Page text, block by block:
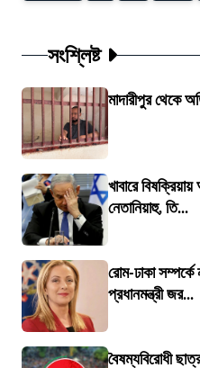
সংশ্লিষ্ট
মাদারীপুর থেকে
খাবারে
নেতানিয়াহু, তি...
রোম-ঢাকা
প্রধানমন্ত্রী জর...
বৈষম্যবিরোধী